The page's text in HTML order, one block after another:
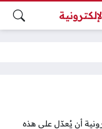
أن يُعدّل على هذه